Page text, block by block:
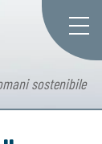
sostenibile